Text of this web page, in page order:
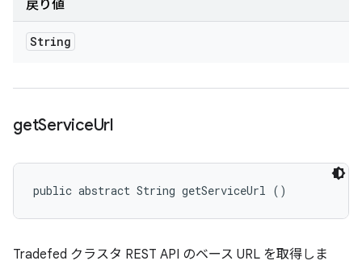
戻り値
String
getServiceUrl
public abstract String getServiceUrl ()
Tradefed クラスタ REST API のベース URL を取得しま